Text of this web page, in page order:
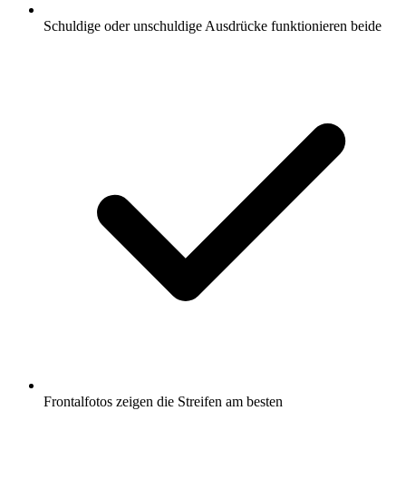
Schuldige oder unschuldige Ausdrücke funktionieren beide
Frontalfotos zeigen die Streifen am besten